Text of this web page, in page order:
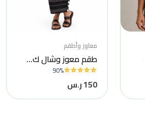
معاوز وأطقم
طقم معوز وشال ك...
90%
150 ر.س